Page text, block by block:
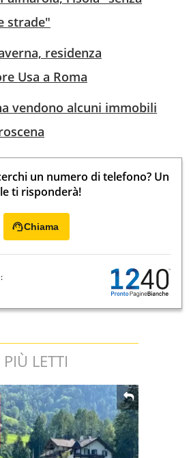
strade"
residenza
Usa a Roma
vendono alcuni immobili
un numero di telefono? Un
ti risponderà!
Chiama
PIÙ LETTI